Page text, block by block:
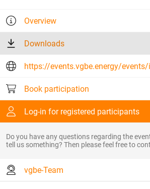
Overview
Downloads
Book participation
Log-in for registered participants
Do you have any questions regarding the
tell us something? Then please feel free to
vgbe-Team